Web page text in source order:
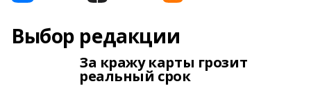
Выбор редакции
За кражу карты грозит
реальный срок